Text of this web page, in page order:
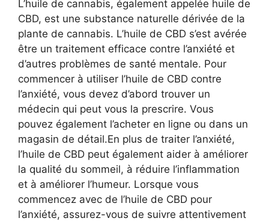
L’huile de cannabis, également appelée huile de
CBD, est une substance naturelle dérivée de la
plante de cannabis. L’huile de CBD s’est avérée
être un traitement efficace contre l’anxiété et
d’autres problèmes de santé mentale. Pour
commencer à utiliser l’huile de CBD contre
l’anxiété, vous devez d’abord trouver un
médecin qui peut vous la prescrire. Vous
pouvez également l’acheter en ligne ou dans un
magasin de détail.En plus de traiter l’anxiété,
l’huile de CBD peut également aider à améliorer
la qualité du sommeil, à réduire l’inflammation
et à améliorer l’humeur. Lorsque vous
commencez avec de l’huile de CBD pour
l’anxiété, assurez-vous de suivre attentivement